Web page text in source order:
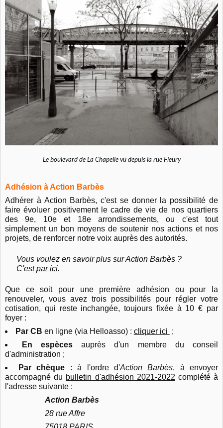
Le boulevard de La Chapelle vu depuis la rue Fleury
Adhésion à Action Barbès
Adhérer à Action Barbès, c'est se donner la possibilité de
faire évoluer positivement le cadre de vie de nos quartiers
des 9e, 10e et 18e arrondissements, ou c'est tout
simplement un bon moyens de soutenir nos actions et nos
projets, de renforcer notre voix auprès des autorités.
Vous voulez en savoir plus sur Action Barbès ?
C'estpar ici.
Que ce soit pour une première adhésion ou pour la
renouveler, vous avez trois possibilités pour régler votre
cotisation, qui reste inchangée, toujours fixée à 10 € par
foyer :
Par CB en ligne (via Helloasso) : cliquer ici ;
En espèces auprès d'un membre du conseil
d'administration ;
Par chèque : à l'ordre d'Action Barbès, à envoyer
accompagné du bulletin d'adhésion 2021-2022 complété à
l'adresse suivante :
Action Barbès
28 rue Affre